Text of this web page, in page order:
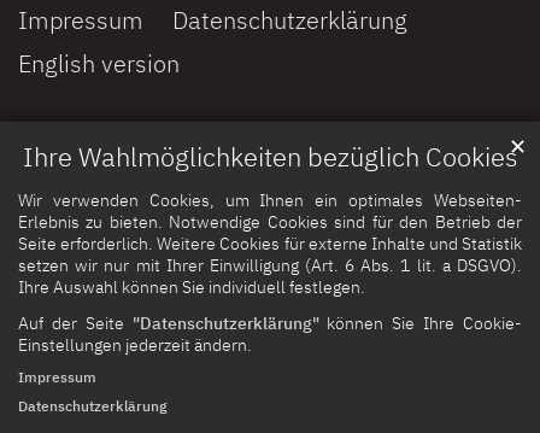
Ihre Wahlmöglichkeiten bezüglich Cookies
Wir verwenden Cookies, um Ihnen ein optimales Webseiten-
Erlebnis zu bieten. Notwendige Cookies sind für den Betrieb der
Seite erforderlich. Weitere Cookies für externe Inhalte und Statistik
setzen wir nur mit Ihrer Einwilligung (Art. 6 Abs. 1 lit. a DSGVO).
Ihre Auswahl können Sie individuell festlegen.
Auf der Seite "Datenschutzerklärung"können Sie Ihre Cookie-
Einstellungen jederzeit ändern.
✕
Impressum
Datenschutzerklärung
Impressum
Datenschutzerklärung
English version